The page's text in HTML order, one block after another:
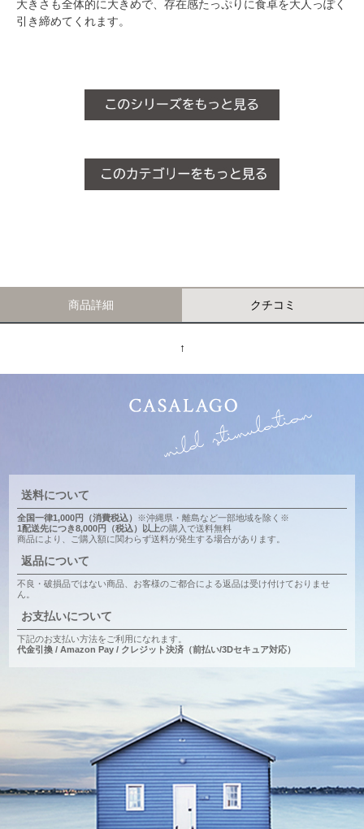
大きさも全体的に大きめで、存在感たっぷりに食卓を大人っぽく
引き締めてくれます。
商品詳細 クチコミ
↑
送料について
全国一律1,000円（消費税込） ※沖縄県・離島など一部地域を除く※
1配送先につき8,000円（税込）以上の購入で送料無料
商品により、ご購入額に関わらず送料が発生する場合があります。
返品について
不良・破損品ではない商品、お客様のご都合による返品は受け付けておりませ
ん。
お支払いについて
下記のお支払い方法をご利用になれます。
代金引換 / Amazon Pay / クレジット決済（前払い/3Dセキュア対応）